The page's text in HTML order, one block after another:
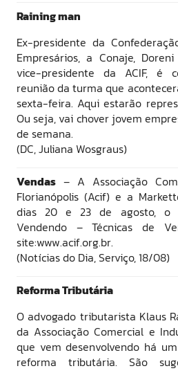
Raining man
Ex-presidente da
Empresários, a Conaje,
vice-presidente da ACIF, é
reunião da turma que
sexta-feira. Aqui estarão
Ou seja, vai chover jovem
de semana.
(DC, Juliana Wosgraus)
Vendas – A Associação
Florianópolis (Acif) e a
dias 20 e 23 de agosto, o
Vendendo – Técnicas de
site:www.acif.org.br.
(Notícias do Dia, Serviço, 18/08)
Reforma Tributária
O advogado tributarista Klaus
da Associação Comercial e
que vem desenvolvendo há
reforma tributária. São